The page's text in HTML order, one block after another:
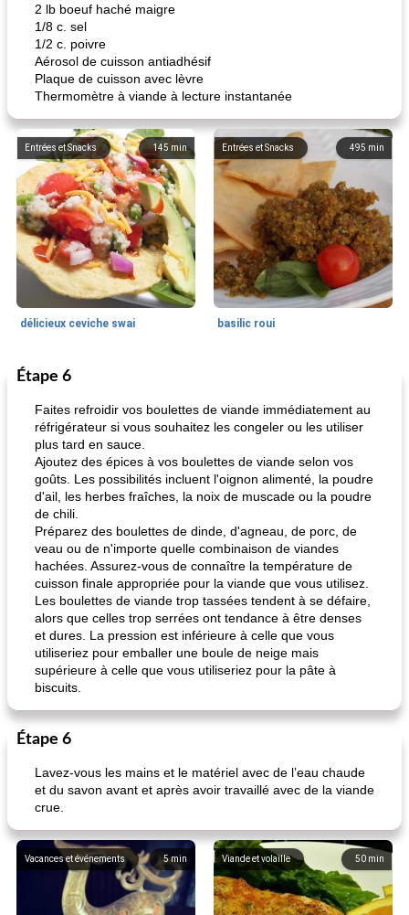
2 lb boeuf haché maigre
1/8 c. sel
1/2 c. poivre
Aérosol de cuisson antiadhésif
Plaque de cuisson avec lèvre
Thermomètre à viande à lecture instantanée
145 min
Entrées et Snacks
délicieux ceviche swai
495 min
Entrées et Snacks
basilic roui
Déjeuner / Snacks
pois chiches rôtis aux épices amandes au cheddar rôti
Étape 6
Faites refroidir vos boulettes de viande immédiatement au
réfrigérateur si vous souhaitez les congeler ou les utiliser
plus tard en sauce.
Ajoutez des épices à vos boulettes de viande selon vos
goûts. Les possibilités incluent l'oignon alimenté, la poudre
d'ail, les herbes fraîches, la noix de muscade ou la poudre
de chili.
Préparez des boulettes de dinde, d'agneau, de porc, de
veau ou de n'importe quelle combinaison de viandes
hachées. Assurez-vous de connaître la température de
cuisson finale appropriée pour la viande que vous utilisez.
Les boulettes de viande trop tassées tendent à se défaire,
alors que celles trop serrées ont tendance à être denses
et dures. La pression est inférieure à celle que vous
utiliseriez pour emballer une boule de neige mais
supérieure à celle que vous utiliseriez pour la pâte à
biscuits.
Étape 6
Lavez-vous les mains et le matériel avec de l’eau chaude
et du savon avant et après avoir travaillé avec de la viande
crue.
5min
Vacances et événements 50 min
Viande et volaille